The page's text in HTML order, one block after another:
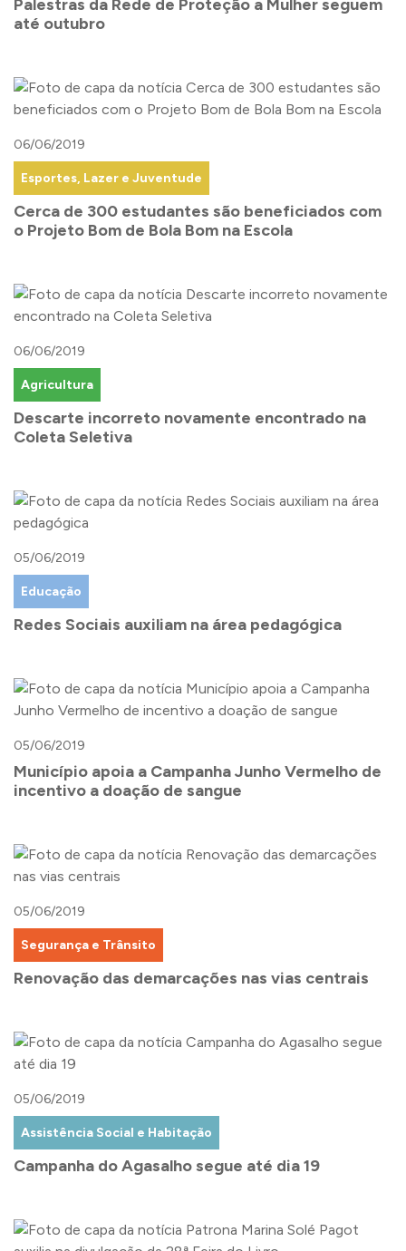
Palestras da Rede de Proteção a Mulher seguem
até outubro
06/06/2019
Esportes, Lazer e Juventude
Cerca de 300 estudantes são beneficiados com
o Projeto Bom de Bola Bom na Escola
06/06/2019
Agricultura
Descarte incorreto novamente encontrado na
Coleta Seletiva
05/06/2019
Educação
Redes Sociais auxiliam na área pedagógica
05/06/2019
Município apoia a Campanha Junho Vermelho de
incentivo a doação de sangue
05/06/2019
Segurança e Trânsito
Renovação das demarcações nas vias centrais
05/06/2019
Assistência Social e Habitação
Campanha do Agasalho segue até dia 19